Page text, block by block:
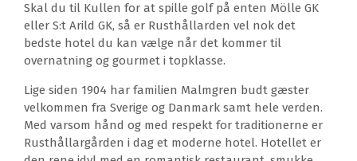
Skal du til Kullen for at spille golf på enten Mölle GK
eller S:t Arild GK, så er Rusthållarden vel nok det
bedste hotel du kan vælge når det kommer til
overnatning og gourmet i topklasse.
Lige siden 1904 har familien Malmgren budt gæster
velkommen fra Sverige og Danmark samt hele verden.
Med varsom hånd og med respekt for traditionerne er
Rusthållargården i dag et moderne hotel. Hotellet er